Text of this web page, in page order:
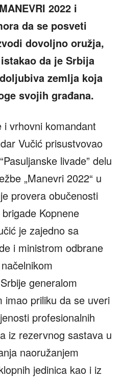
2022 i
da se posveti
dovoljno oružja,
da je Srbija
zemlja koja
svojih građana.
i vrhovni komandant
Vučić prisustvovao
livade” delu
„Manevri 2022“ u
provera obučenosti
Kopnene
je zajedno sa
i ministrom odbrane
generalom
imao priliku da se uveri
profesionalnih
iz rezervnog sastava u
naoružanjem
jedinica kao i iz